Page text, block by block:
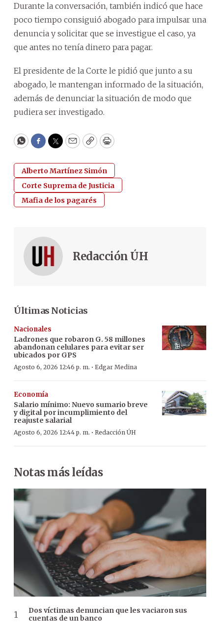
Durante la conversación, también indicó que hace
poco tiempo consiguió abogado para impulsar una
denuncia y solicitar que se investigue el caso, ya
que antes no tenía dinero para pagar.
El presidente de la Corte le pidió que junto a su
abogado, le mantengan informado de la situación,
además de denunciar la situación de modo que
pudiera ser investigado.
WhatsApp
Facebook
Twitter
EmailCopyPrint
Alberto Martínez Simón
Corte Suprema de Justicia
Mafia de los pagarés
Redacción ÚH
Últimas Noticias
Nacionales
Ladrones que robaron G. 58 millones
abandonan celulares para evitar ser
ubicados por GPS
Agosto 6, 2026 12:46 p. m. · Edgar Medina
Economía
Salario mínimo: Nuevo sumario breve
y digital por incumplimiento del
reajuste salarial
Agosto 6, 2026 12:44 p. m. · Redacción ÚH
Notas más leídas
Dos víctimas denuncian que les vaciaron sus
cuentas de un banco